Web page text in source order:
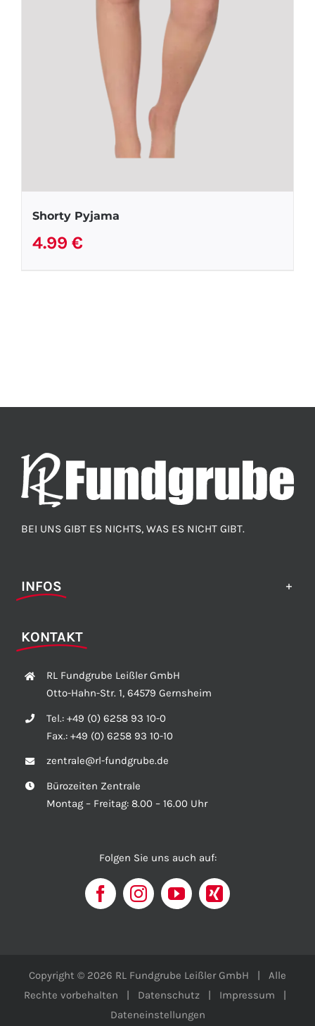
Shorty Pyjama
4.99 €
BEI UNS GIBT ES NICHTS, WAS ES NICHT GIBT.
Folgen Sie uns auch auf:
INFOS
KONTAKT
RL Fundgrube Leißler GmbH
Otto-Hahn-Str. 1, 64579 Gernsheim
Tel.: +49 (0) 6258 93 10-0
Fax.: +49 (0) 6258 93 10-10
zentrale@rl-fundgrube.de
Bürozeiten Zentrale
Montag – Freitag: 8.00 – 16.00 Uhr
Copyright © 2026 RL Fundgrube Leißler GmbH | Alle
Rechte vorbehalten | Datenschutz| Impressum |
Dateneinstellungen